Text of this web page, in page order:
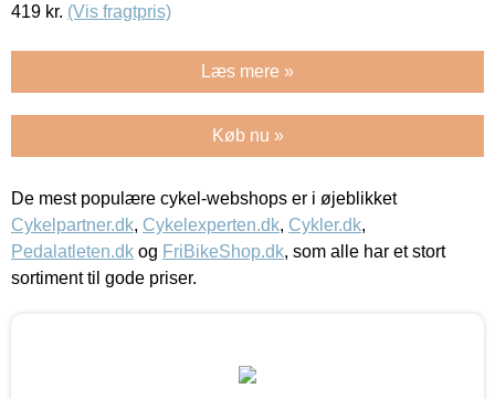
419 kr. (Vis fragtpris)
Læs mere »
Køb nu »
De mest populære cykel-webshops er i øjeblikket
Cykelpartner.dk, Cykelexperten.dk, Cykler.dk,
Pedalatleten.dk og FriBikeShop.dk, som alle har et stort
sortiment til gode priser.